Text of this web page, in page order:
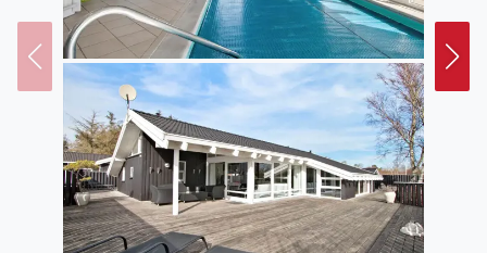
bietet zusätzlichen Raum und Privatsphäre und eignet
sich perfekt für Teenager oder Großeltern, die etwas
mehr Ruhe suchen. Nur ein kurzer Spaziergang vom
Ferienhaus entfernt liegt das Kattegat, wo ihr
schwimmen, Muscheln sammeln oder einfach die
beruhigenden Wellen des Meeres genießen könnt.
Entdecke deine Umgebung
Bratten ist ein Paradies für Naturliebhaber, und mit
dem Kattegat direkt vor der Tür gibt es viele